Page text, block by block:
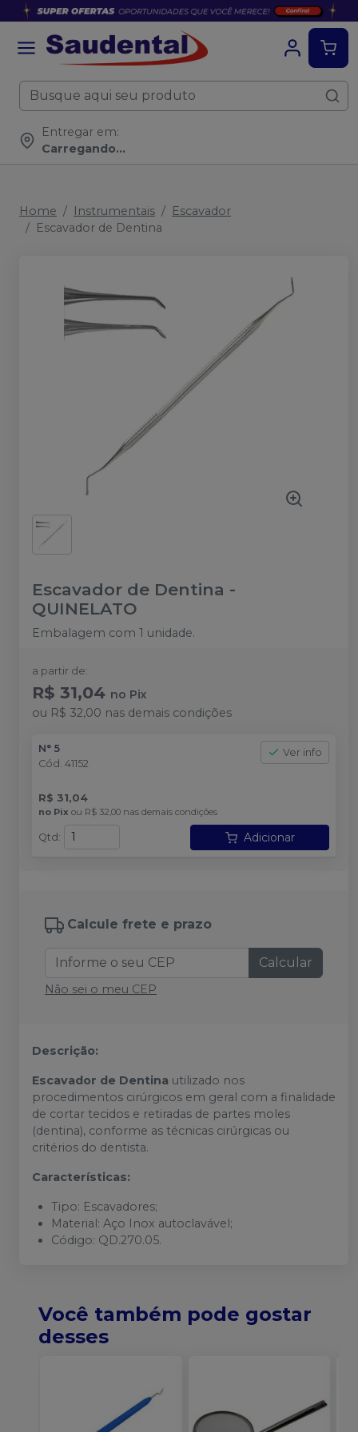
Entregar em:
Carregando...
Home Instrumentais
Escavador
Escavador de Dentina
Escavador de Dentina -
QUINELATO
Embalagem com 1 unidade.
a partir de:
R$ 31,04 no Pix
ou R$ 32,00 nas demais condições
N° 5
Cód. 41152
Ver info
R$ 31,04
no Pix ou R$ 32,00 nas demais condições
Qtd : Adicionar
Calcule frete e prazo
Calcular
Não sei o meu CEP
Descrição:
Escavador de Dentina utilizado nos
procedimentos cirúrgicos em geral com a finalidade
de cortar tecidos e retiradas de partes moles
(dentina), conforme as técnicas cirúrgicas ou
critérios do dentista.
Características:
Tipo: Escavadores;
Material: Aço Inox autoclavável;
Código: QD.270.05.
Você também pode gostar
desses